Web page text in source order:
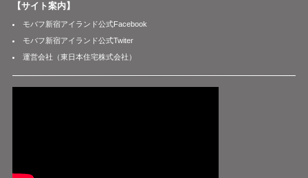
【サイト案内】
モバフ新宿アイランド公式Facebook
モバフ新宿アイランド公式Twiter
運営会社（東日本住宅株式会社）